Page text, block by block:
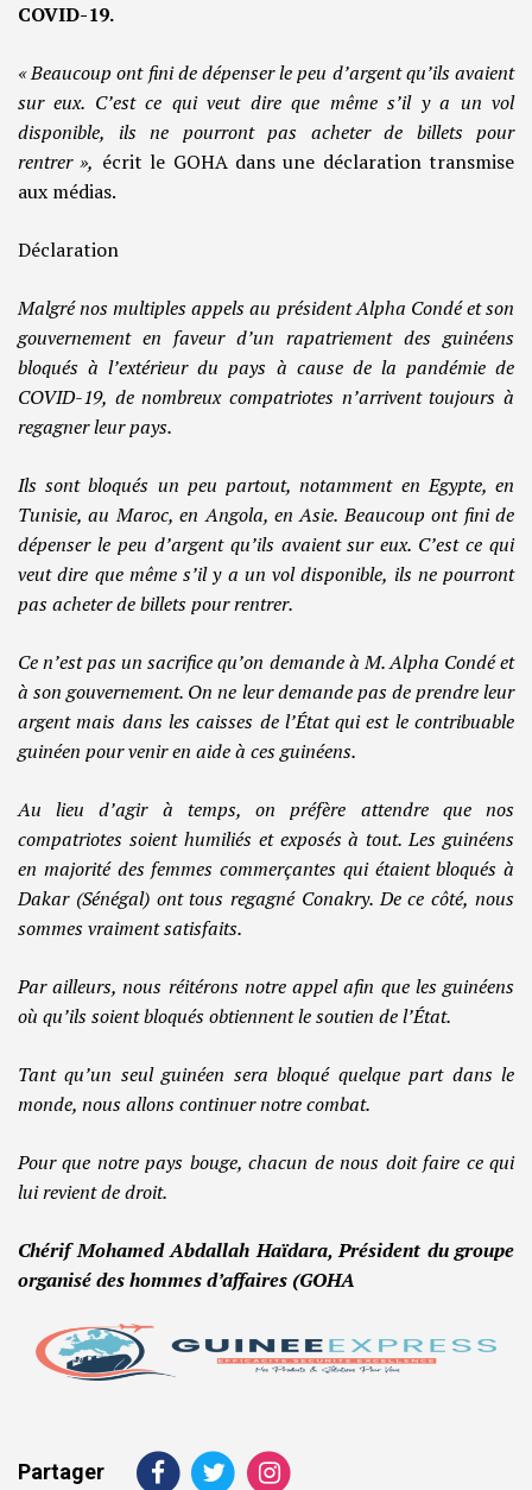
COVID-19.
« Beaucoup ont fini de dépenser le peu d’argent qu’ils avaient
sur eux. C’est ce qui veut dire que même s’il y a un vol
disponible, ils ne pourront pas acheter de billets pour
rentrer », écrit le GOHA dans une déclaration transmise
aux médias.
Déclaration
Malgré nos multiples appels au président Alpha Condé et son
gouvernement en faveur d’un rapatriement des guinéens
bloqués à l’extérieur du pays à cause de la pandémie de
COVID-19, de nombreux compatriotes n’arrivent toujours à
regagner leur pays.
Ils sont bloqués un peu partout, notamment en Egypte, en
Tunisie, au Maroc, en Angola, en Asie. Beaucoup ont fini de
dépenser le peu d’argent qu’ils avaient sur eux. C’est ce qui
veut dire que même s’il y a un vol disponible, ils ne pourront
pas acheter de billets pour rentrer.
Ce n’est pas un sacrifice qu’on demande à M. Alpha Condé et
à son gouvernement. On ne leur demande pas de prendre leur
argent mais dans les caisses de l’État qui est le contribuable
guinéen pour venir en aide à ces guinéens.
Au lieu d’agir à temps, on préfère attendre que nos
compatriotes soient humiliés et exposés à tout. Les guinéens
en majorité des femmes commerçantes qui étaient bloqués à
Dakar (Sénégal) ont tous regagné Conakry. De ce côté, nous
sommes vraiment satisfaits.
Par ailleurs, nous réitérons notre appel afin que les guinéens
où qu’ils soient bloqués obtiennent le soutien de l’État.
Tant qu’un seul guinéen sera bloqué quelque part dans le
monde, nous allons continuer notre combat.
Pour que notre pays bouge, chacun de nous doit faire ce qui
lui revient de droit.
Chérif Mohamed Abdallah Haïdara, Président du groupe
organisé des hommes d’affaires (GOHA
Partager